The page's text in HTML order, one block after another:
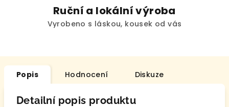
Ruční a lokální výroba
Vyrobeno s láskou, kousek od vás
Popis Hodnocení Diskuze
Detailní popis produktu